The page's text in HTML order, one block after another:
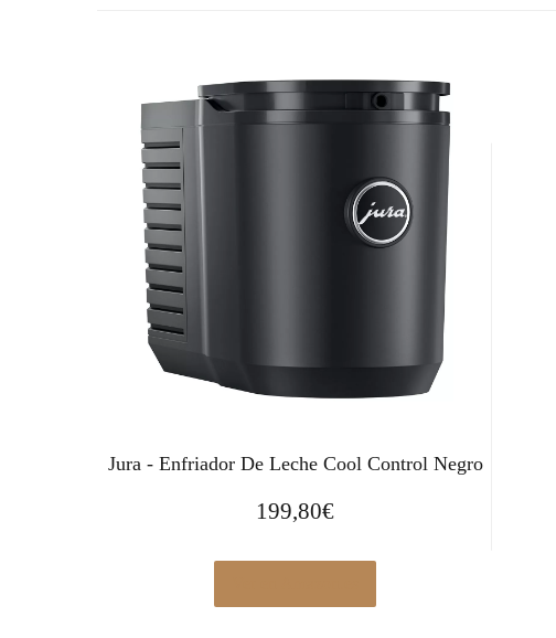
Jura - Enfriador De Leche Cool Control Negro
199,80€